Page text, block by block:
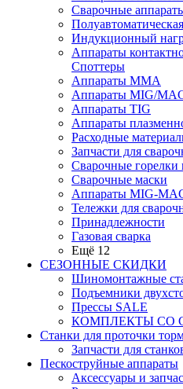
Сварочные
Индукционный
Аппараты
Споттеры
Аппараты MMA
Аппараты MIG/
Аппараты TIG
Аппараты
Расходные
Запчасти для
Сварочные горелки
Сварочные маски
Аппараты MIG-
Тележки для
Принадлежности
Газовая сварка
Ещё 12
СЕЗОННЫЕ СКИДКИ
Шиномонтажные
Подъемники
Прессы SALE
КОМПЛЕКТЫ СО
Станки для проточки
Запчасти для
Пескоструйные аппараты
Аксессуары и